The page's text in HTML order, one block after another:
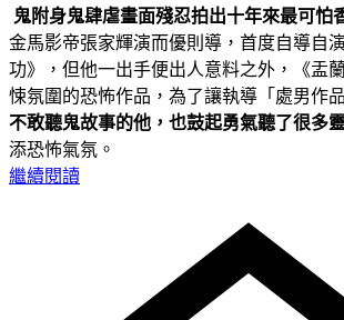
鬼附身鬼肆虐畫面殘忍拍出十年來最可怕
金馬影帝張家輝演而優則導，首度自導自
功》，但他一出手便出人意料之外，《盂
悚氛圍的恐怖作品，為了讓執導「處男作
不敢聽鬼故事的他，也鼓起勇氣聽了很多
添恐怖氣氛。
繼續閱讀